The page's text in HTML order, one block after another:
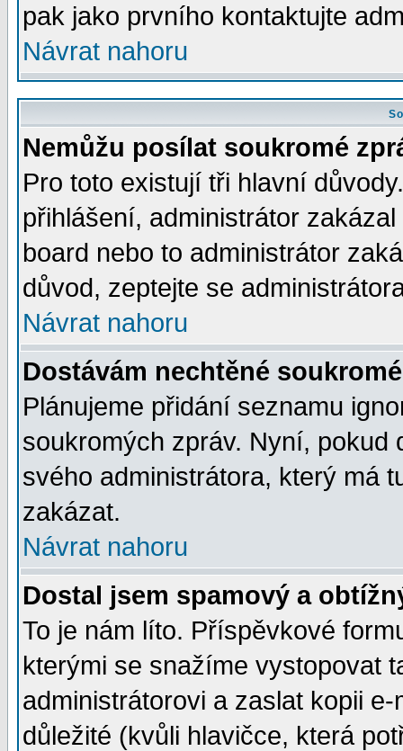
pak jako prvního kontaktujte
Návrat nahoru
Nemůžu posílat soukromé
Pro toto existují tři hlavní
přihlášení, administrátor
board nebo to administrátor
důvod, zeptejte se
Návrat nahoru
Dostávám nechtěné
Plánujeme přidání seznamu
soukromých zpráv. Nyní, pokud
svého administrátora, který má
zakázat.
Návrat nahoru
Dostal jsem spamový a
To je nám líto. Příspěvkové
kterými se snažíme vystopovat
administrátorovi a zaslat kopii
důležité (kvůli hlavičce, která